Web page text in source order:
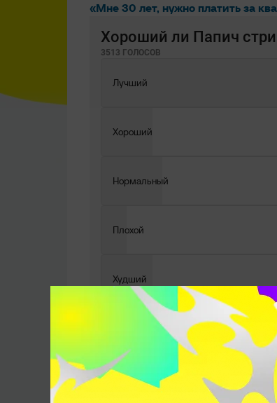
«Мне 30 лет, нужно платить за
Хороший ли Папич
3513 ГОЛОСОВ
Лучший
Хороший
Нормальный
Плохой
Худший
Поделитесь c миром своим